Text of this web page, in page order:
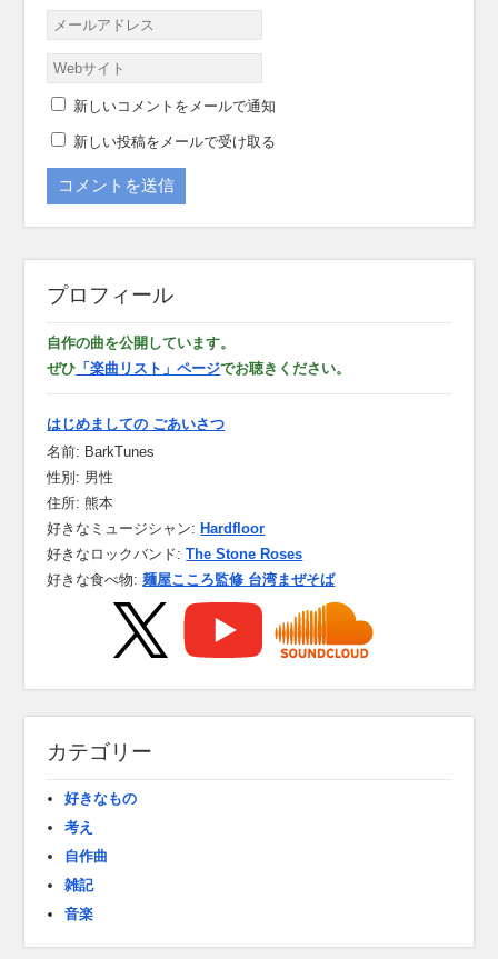
新しいコメントをメールで通知
新しい投稿をメールで受け取る
プロフィール
自作の曲を公開しています。
ぜひ 「楽曲リスト」ページでお聴きください。
はじめましての ごあいさつ
名前: BarkTunes
性別: 男性
住所: 熊本
好きなミュージシャン: Hardfloor
好きなロックバンド:The Stone Roses
好きな食べ物:麺屋こころ監修 台湾まぜそば
カテゴリー
好きなもの
考え
自作曲
雑記
音楽